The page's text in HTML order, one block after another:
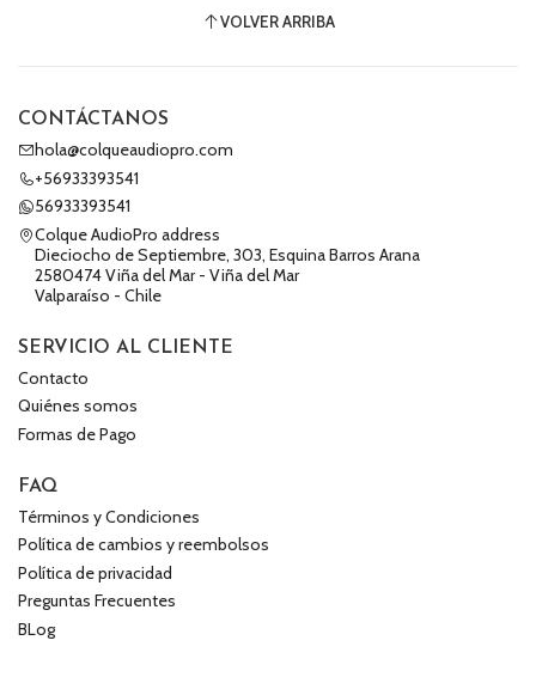
VOLVER ARRIBA
CONTÁCTANOS
hola@colqueaudiopro.com
+56933393541
56933393541
Colque AudioPro address
Dieciocho de Septiembre, 303, Esquina Barros Arana
2580474 Viña del Mar - Viña del Mar
Valparaíso - Chile
SERVICIO AL CLIENTE
Contacto
Quiénes somos
Formas de Pago
FAQ
Términos y Condiciones
Política de cambios y reembolsos
Política de privacidad
Preguntas Frecuentes
BLog